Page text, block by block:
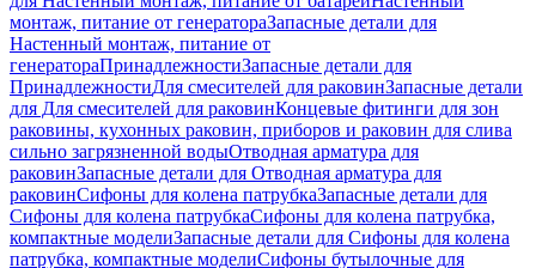
монтаж, питание от генератораЗапасные детали для
Настенный монтаж, питание от
генератораПринадлежностиЗапасные детали для
ПринадлежностиДля смесителей для раковинЗапасные детали
для Для смесителей для раковинКонцевые фитинги для зон
раковины, кухонных раковин, приборов и раковин для слива
сильно загрязненной водыОтводная арматура для
раковинЗапасные детали для Отводная арматура для
раковинСифоны для колена патрубкаЗапасные детали для
Сифоны для колена патрубкаСифоны для колена патрубка,
компактные моделиЗапасные детали для Сифоны для колена
патрубка, компактные моделиСифоны бутылочные для